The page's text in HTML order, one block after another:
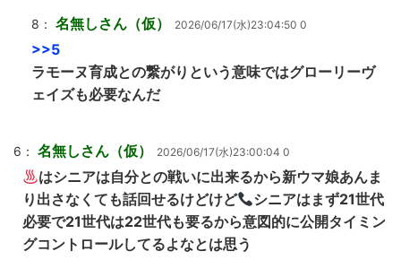
8： 名無しさん（仮） 2026/06/17(水)23:04:50 0
>>5
ラモーヌ育成との繋がりという意味ではグローリーヴ
ェイズも必要なんだ
6： 名無しさん（仮） 2026/06/17(水)23:00:04 0
はシニアは自分との戦いに出来るから新ウマ娘あんま
り出さなくても話回せるけどけど
シニアはまず21世代
必要で21世代は22世代も要るから意図的に公開タイミン
グコントロールしてるよなとは思う